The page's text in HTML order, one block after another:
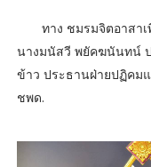
ทาง ชมรมจิตอาสาเ
นางมนัสวี พยัคฆนันทน์
ข้าว ประธานฝ่ายปฏิคม
ชพด.